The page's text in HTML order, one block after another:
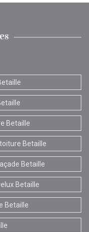
Betaille
Betaille
Betaille
Betaille
Betaille